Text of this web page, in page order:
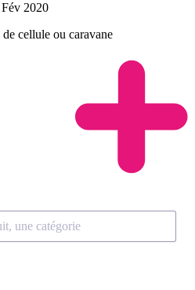
2020
cellule ou caravane
une catégorie